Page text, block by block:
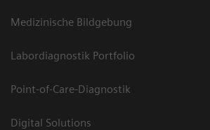
Medizinische Bildgebung
Labordiagnostik Portfolio
Point-of-Care-Diagnostik
Digital Solutions